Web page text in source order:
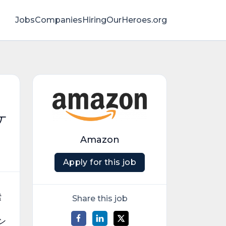
JobsCompaniesHiringOurHeroes.org
Amazon
Apply for this job
Share this job